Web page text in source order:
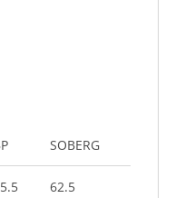
SOBERG
62.5